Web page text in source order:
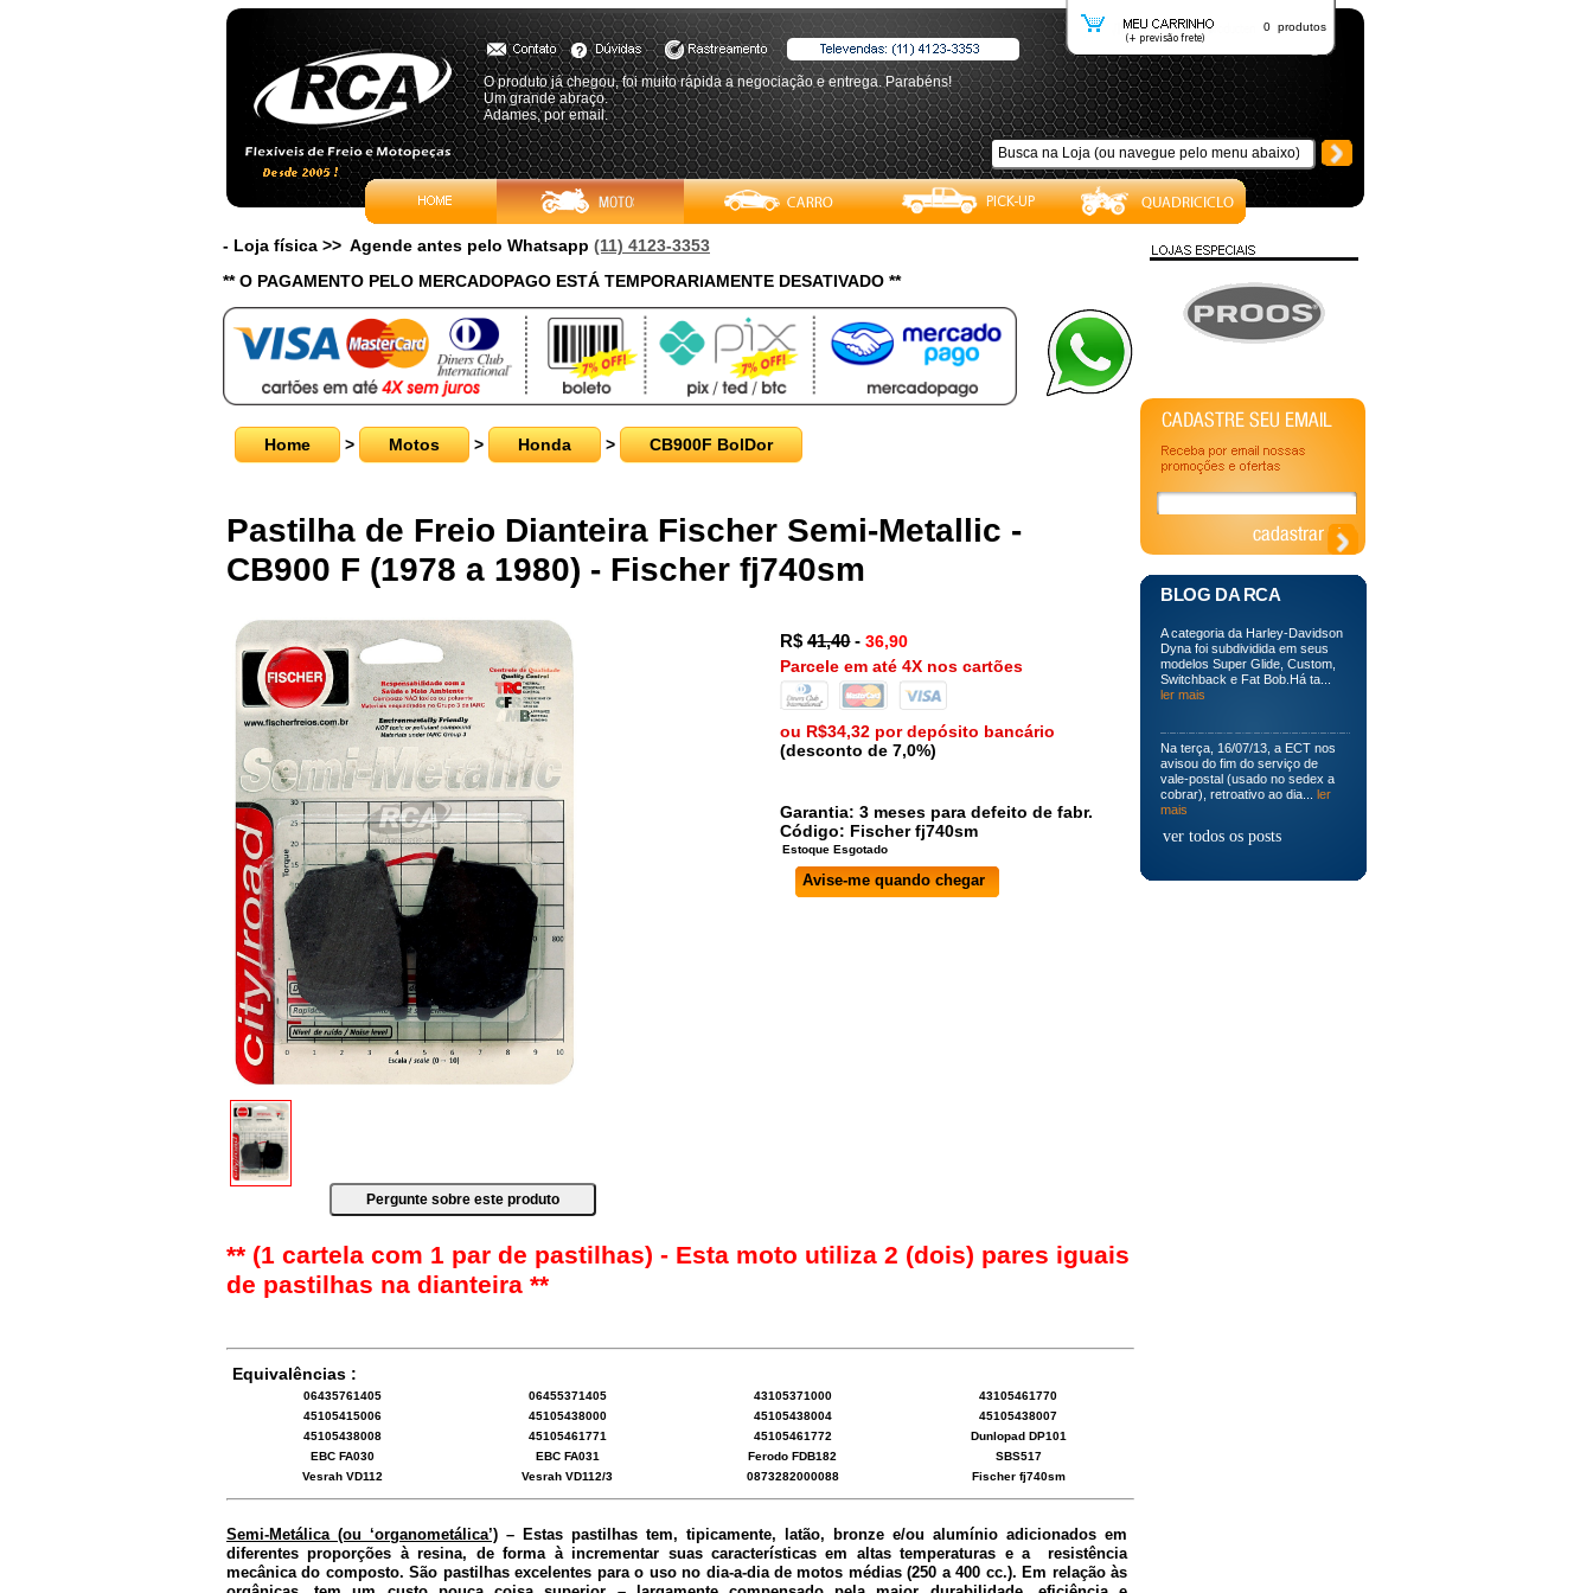
0 produtos
O produto já chegou, foi muito rápida a negociação e entrega. Parabéns!
Um grande abraço.
Adames, por email.
- Loja física >> Agende antes pelo Whatsapp (11) 4123-3353
** O PAGAMENTO PELO MERCADOPAGO ESTÁ TEMPORARIAMENTE DESATIVADO **
Home > Motos > Honda > CB900F BolDor
Pastilha de Freio Dianteira Fischer Semi-Metallic -
CB900 F (1978 a 1980) - Fischer fj740sm
R$41,40-36,90
Parcele em até 4X nos cartões
ou R$34,32 por depósito bancário
(desconto de 7,0%)
Garantia: 3 meses para defeito de fabr.
Código: Fischerfj740sm
Avise-me quando chegar
** (1 cartela com 1 par de pastilhas) - Esta moto utiliza 2 (dois) pares iguais
de pastilhas na dianteira **
Equivalências :
06435761405 06455371405 43105371000
43105461770
45105415006
45105438000 45105438004
45105438007
45105438008
45105461771 45105461772
Dunlopad DP101
EBC FA030
EBC FA031 Ferodo FDB182
SBS517
Vesrah VD112
Vesrah VD112/3 0873282000088 Fischer fj740sm
Semi-Metálica (ou ‘organometálica’) – Estas pastilhas tem, tipicamente, latão, bronze e/ou alumínio adicionados em
diferentes proporções à resina, de forma à incrementar suas características em altas temperaturas e a resistência
mecânica do composto. São pastilhas excelentes para o uso no dia-a-dia de motos médias (250 a 400 cc.). Em relação às
BLOG DA RCA
A categoria da Harley-Davidson
Dyna foi subdividida em seus
modelos Super Glide, Custom,
Switchback e Fat Bob.Há ta...
ler mais
Na terça, 16/07/13, a ECT nos
avisou do fim do serviço de
vale-postal (usado no sedex a
cobrar), retroativo ao dia... ler
mais
ver todos os posts